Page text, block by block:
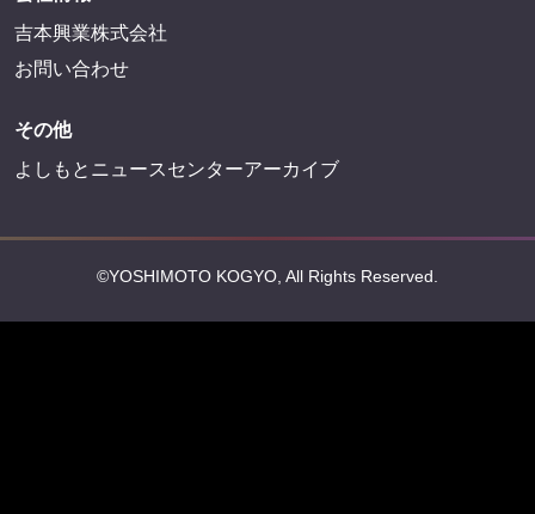
吉本興業株式会社
お問い合わせ
その他
よしもとニュースセンターアーカイブ
©YOSHIMOTO KOGYO, All Rights Reserved.